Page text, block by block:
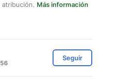
atribución. Más información
Seguir